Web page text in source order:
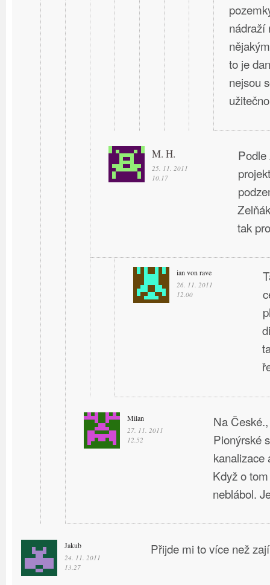
nádraží
to je
nejsou
M. H.
25. 11. 2011
10.17
Podle
tak
ian von rave
26. 11. 2011
12.00
Milan
27. 11. 2011
12.52
Na
Pionýrské
kanalizace
Když o
neblábol.
Jakub
24. 11. 2011
13.27
Přijde mi to více než